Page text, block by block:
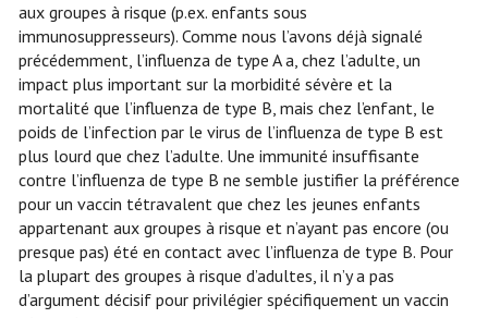
aux groupes à risque (p.ex. enfants sous
immunosuppresseurs). Comme nous l’avons déjà signalé
précédemment, l’influenza de type A a, chez l’adulte, un
impact plus important sur la morbidité sévère et la
mortalité que l’influenza de type B, mais chez l’enfant, le
poids de l’infection par le virus de l’influenza de type B est
plus lourd que chez l’adulte. Une immunité insuffisante
contre l’influenza de type B ne semble justifier la préférence
pour un vaccin tétravalent que chez les jeunes enfants
appartenant aux groupes à risque et n’ayant pas encore (ou
presque pas) été en contact avec l’influenza de type B. Pour
la plupart des groupes à risque d’adultes, il n’y a pas
d’argument décisif pour privilégier spécifiquement un vaccin